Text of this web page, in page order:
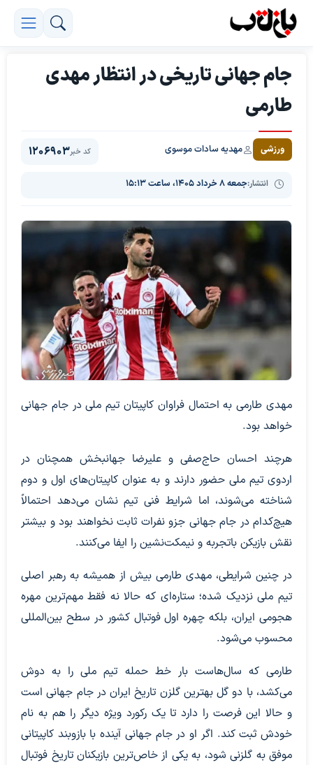
جام جهانی تاریخی در انتظار مهدی
طارمی
ورزشی مهدیه سادات موسوی
انتشار:جمعه ۸ خرداد ۱۴۰۵، ساعت ۱۵:۱۳
کد خبر1206903
مهدی طارمی به احتمال فراوان کاپیتان تیم ملی در جام جهانی
خواهد بود.
هرچند احسان حاج‌صفی و علیرضا جهانبخش همچنان در
اردوی تیم ملی حضور دارند و به عنوان کاپیتان‌های اول و دوم
شناخته می‌شوند، اما شرایط فنی تیم نشان می‌دهد احتمالاً
هیچ‌کدام در جام جهانی جزو نفرات ثابت نخواهند بود و بیشتر
نقش بازیکن باتجربه و نیمکت‌نشین را ایفا می‌کنند.
در چنین شرایطی، مهدی طارمی بیش از همیشه به رهبر اصلی
تیم ملی نزدیک شده؛ ستاره‌ای که حالا نه فقط مهم‌ترین مهره
هجومی ایران، بلکه چهره اول فوتبال کشور در سطح بین‌المللی
محسوب می‌شود.
طارمی که سال‌هاست بار خط حمله تیم ملی را به دوش
می‌کشد، با دو گل بهترین گلزن تاریخ ایران در جام جهانی است
و حالا این فرصت را دارد تا یک رکورد ویژه دیگر را هم به نام
خودش ثبت کند. اگر او در جام جهانی آینده با بازوبند کاپیتانی
موفق به گلزنی شود، به یکی از خاص‌ترین بازیکنان تاریخ فوتبال